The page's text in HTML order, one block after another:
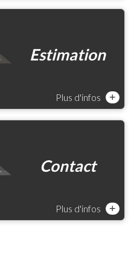
Estimation
Plus d'infos +
Contact
Plus d'infos +